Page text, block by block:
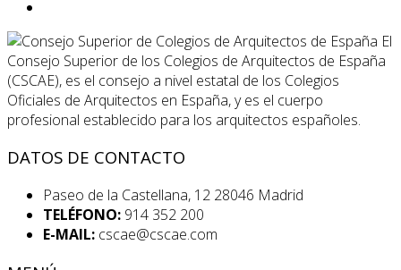
El
Consejo Superior de los Colegios de Arquitectos de España
(CSCAE), es el consejo a nivel estatal de los Colegios
Oficiales de Arquitectos en España, y es el cuerpo
profesional establecido para los arquitectos españoles.
DATOS DE CONTACTO
Paseo de la Castellana, 12 28046 Madrid
TELÉFONO: 914 352 200
E-MAIL: cscae@cscae.com